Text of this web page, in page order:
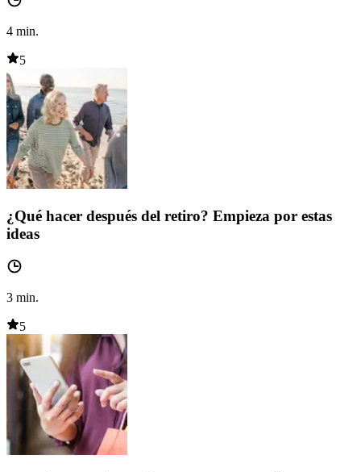
4 min.
5
¿Qué hacer después del retiro? Empieza por estas
ideas
3 min.
5